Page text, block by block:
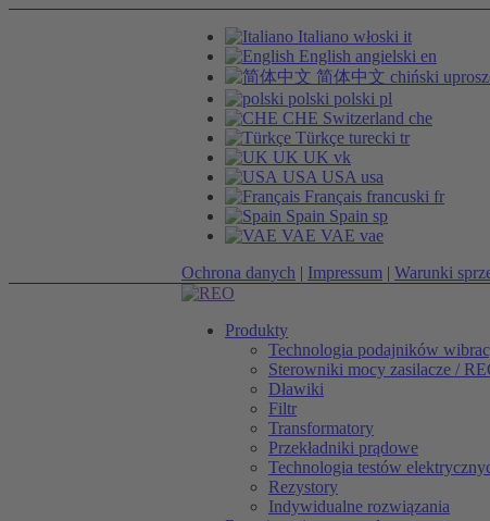
Italiano włoski it
English angielski en
简体中文 chiński
polski polski pl
CHE Switzerland che
Türkçe turecki tr
UK UK vk
USA USA usa
Français francuski fr
Spain Spain sp
VAE VAE vae
Ochrona danych | Impressum | Warunki
Produkty
Technologia podajników
Sterowniki mocy zasilacze /
Dławiki
Filtr
Transformatory
Przekładniki prądowe
Technologia testów
Rezystory
Indywidualne rozwiązania